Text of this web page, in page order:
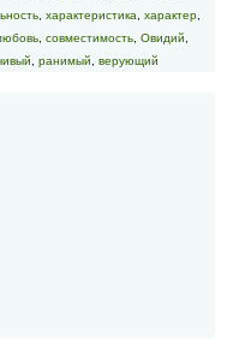
, характеристика характер,
совместимость Овидий
ранимый верующий